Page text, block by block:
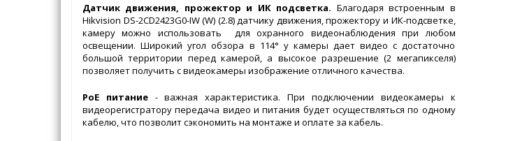
Датчик движения, прожектор и ИК подсветка. Благодаря встроенным в
Hikvision DS-2CD2423G0-IW (W) (2.8) датчику движения, прожектору и ИК-подсветке,
камеру можно использовать для охранного видеонаблюдения при любом
освещении. Широкий угол обзора в 114° у камеры дает видео с достаточно
большой территории перед камерой, а высокое разрешение (2 мегапикселя)
позволяет получить с видеокамеры изображение отличного качества.
PoE питание- важная характеристика. При подключении видеокамеры к
видеорегистратору передача видео и питания будет осуществляться по одному
кабелю, что позволит сэкономить на монтаже и оплате за кабель.